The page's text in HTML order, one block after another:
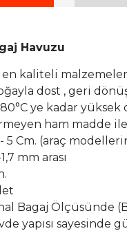
Havuzu
en kaliteli
dost , geri
ye kadar
ham madde
5 Cm. (araç
mm arası
Bagaj Ölçüsünde
yapısı sayesinde